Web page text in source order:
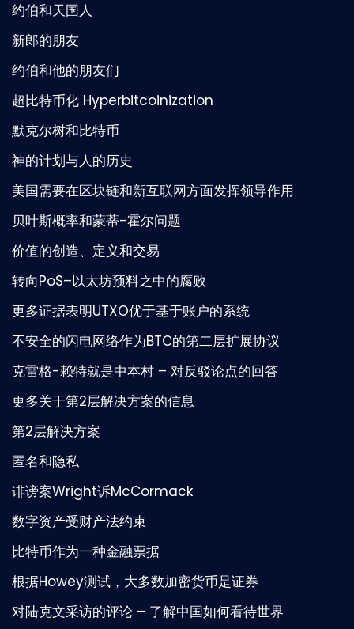
约伯和天国人
新郎的朋友
约伯和他的朋友们
超比特币化 Hyperbitcoinization
默克尔树和比特币
神的计划与人的历史
美国需要在区块链和新互联网方面发挥领导作用
贝叶斯概率和蒙蒂-霍尔问题
价值的创造、定义和交易
转向PoS–以太坊预料之中的腐败
更多证据表明UTXO优于基于账户的系统
不安全的闪电网络作为BTC的第二层扩展协议
克雷格-赖特就是中本村 – 对反驳论点的回答
更多关于第2层解决方案的信息
第2层解决方案
匿名和隐私
诽谤案Wright诉McCormack
数字资产受财产法约束
比特币作为一种金融票据
根据Howey测试，大多数加密货币是证券
对陆克文采访的评论 – 了解中国如何看待世界